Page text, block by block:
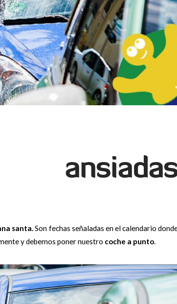
santa.Son fechas señaladas en el calendario
y debemos poner nuestro coche a punto.